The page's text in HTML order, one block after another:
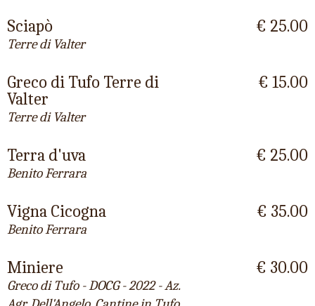
Sciapò
Terre di Valter
€ 25.00
Greco di Tufo Terre di
Valter
Terre di Valter
€ 15.00
Terra d'uva
Benito Ferrara
€ 25.00
Vigna Cicogna
Benito Ferrara
€ 35.00
Miniere
Greco di Tufo - DOCG - 2022 - Az.
€ 30.00